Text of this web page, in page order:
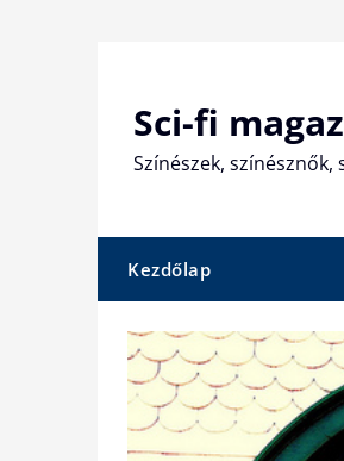
Sci-fi
Színészek, színésznők,
Kezdőlap